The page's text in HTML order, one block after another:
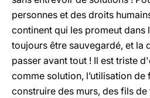
personnes et des droits
continent qui les promeut dans
toujours être sauvegardé, et la
passer avant tout ! Il est triste
comme solution, l’utilisation
construire des murs, des fils